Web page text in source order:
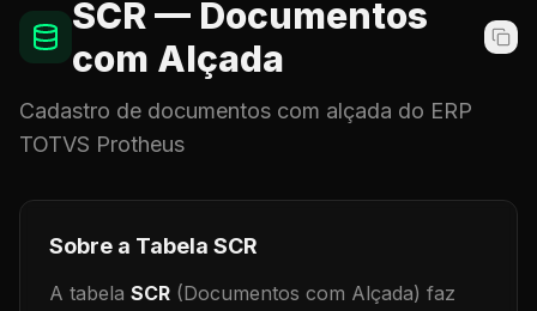
SCR — Documentos
com Alçada
Cadastro de documentos com alçada do ERP
TOTVS Protheus
Sobre a Tabela SCR
A tabela SCR (Documentos com Alçada) faz